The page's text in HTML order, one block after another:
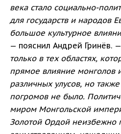
века стало социально-
для государств и народов
большое культурное
— пояснил Андрей Гринёв. —
только в тех областях,
прямое влияние монголов
различных улусов, но
погромов не было.
миром Монгольской
Золотой Ордой неизбежно